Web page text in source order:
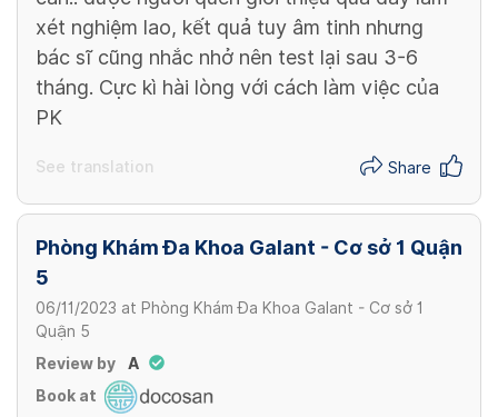
xét nghiệm lao, kết quả tuy âm tinh nhưng
bác sĩ cũng nhắc nhở nên test lại sau 3-6
tháng. Cực kì hài lòng với cách làm việc của
PK
See translation Share
Phòng Khám Đa Khoa Galant - Cơ sở 1 Quận
5
06/11/2023 at Phòng Khám Đa Khoa Galant - Cơ sở 1
Quận 5
Review by
A
Book at